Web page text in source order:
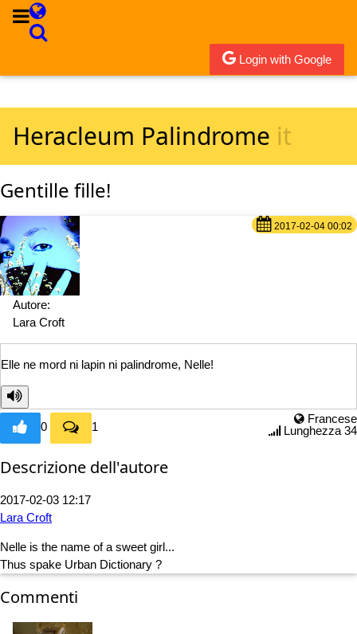
Login with Google
Heracleum Palindrome it
Gentille fille!
2017-02-04 00:02
Autore:
Lara Croft
Elle ne mord ni lapin ni palindrome, Nelle!
Francese
Lunghezza 34
0 1
Descrizione dell'autore
2017-02-03 12:17
Lara Croft
Nelle is the name of a sweet girl...
Thus spake Urban Dictionary ?
Commenti